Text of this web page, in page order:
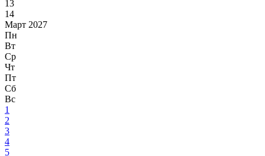
13
14
Март 2027
Пн
Вт
Ср
Чт
Пт
Сб
Вс
1
2
3
4
5